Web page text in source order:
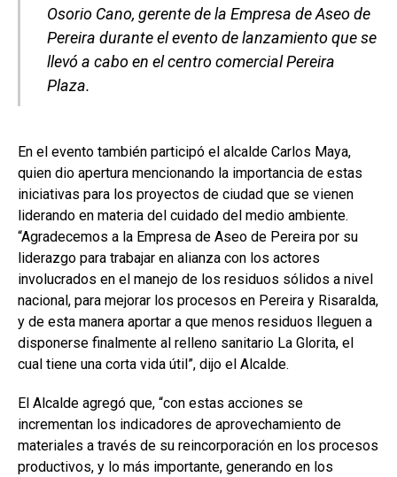
Osorio Cano, gerente de la Empresa de Aseo de
Pereira durante el evento de lanzamiento que se
llevó a cabo en el centro comercial Pereira
Plaza.
En el evento también participó el alcalde Carlos Maya,
quien dio apertura mencionando la importancia de estas
iniciativas para los proyectos de ciudad que se vienen
liderando en materia del cuidado del medio ambiente.
“Agradecemos a la Empresa de Aseo de Pereira por su
liderazgo para trabajar en alianza con los actores
involucrados en el manejo de los residuos sólidos a nivel
nacional, para mejorar los procesos en Pereira y Risaralda,
y de esta manera aportar a que menos residuos lleguen a
disponerse finalmente al relleno sanitario La Glorita, el
cual tiene una corta vida útil”, dijo el Alcalde.
El Alcalde agregó que, “con estas acciones se
incrementan los indicadores de aprovechamiento de
materiales a través de su reincorporación en los procesos
productivos, y lo más importante, generando en los